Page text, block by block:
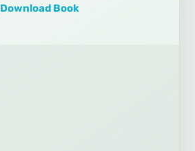
Download Book